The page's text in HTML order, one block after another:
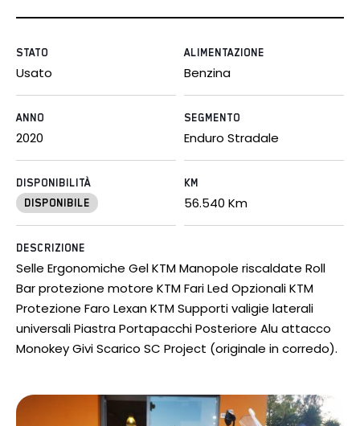
STATO
Usato
ALIMENTAZIONE
Benzina
ANNO
2020
SEGMENTO
Enduro Stradale
DISPONIBILITÀ
DISPONIBILE
KM
56.540 Km
DESCRIZIONE
Selle Ergonomiche Gel KTM Manopole riscaldate Roll
Bar protezione motore KTM Fari Led Opzionali KTM
Protezione Faro Lexan KTM Supporti valigie laterali
universali Piastra Portapacchi Posteriore Alu attacco
Monokey Givi Scarico SC Project (originale in corredo).